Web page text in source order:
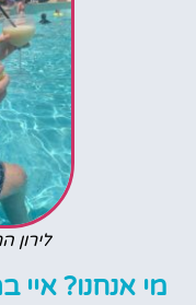
לירון
מי אנחנו?